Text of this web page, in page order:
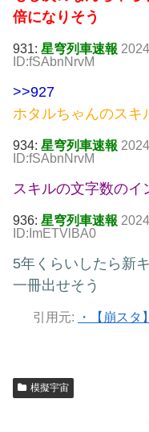
倍になりそう
931: 星穹列車速報
ID:fSAbnNrvM
>>927
ホタルちゃんのスキ
934: 星穹列車速報
ID:fSAbnNrvM
スキルの文字数のイ
936: 星穹列車速報
ID:ImETVlBA0
5年くらいしたら新
一冊出せそう
引用元:
・【崩ス
模擬宇宙